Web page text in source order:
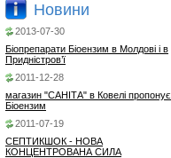
Новини
2013-07-30
Біопрепарати Біоензим в Молдові і в
Придністров’ї
2011-12-28
магазин "САНІТА" в Ковелі пропонує
Біоензим
2011-07-19
СЕПТИКШОК - НОВА
КОНЦЕНТРОВАНА СИЛА